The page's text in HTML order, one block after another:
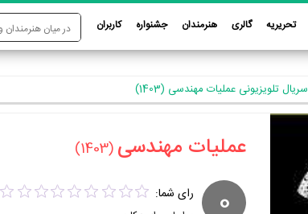
تحریریه گالری هنرمندان جشنواره کاربران
سریال تلویزیونی عملیات مهندسی (1403)
‏عملیات مهندسی‏ (1403)
0 رای شما: